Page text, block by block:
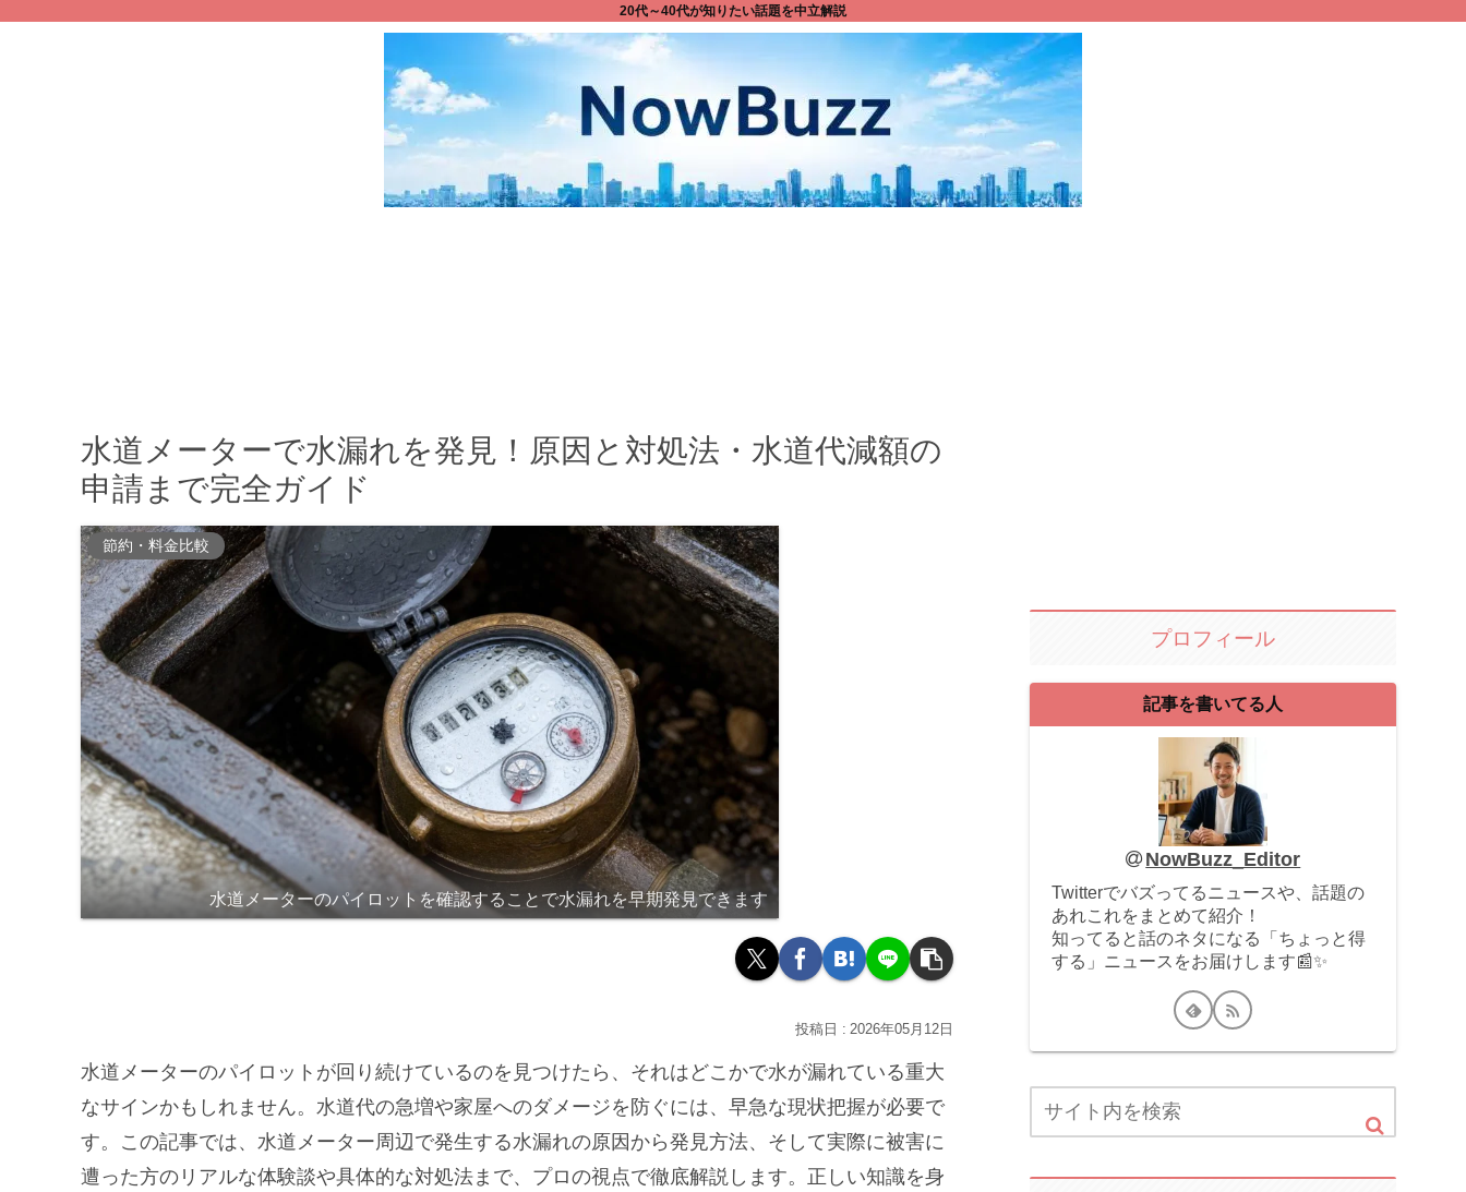
20代～40代が知りたい話題を中立解説
水道メーターで水漏れを発見！原因と対処法・水道代減額の
申請まで完全ガイド
節約・料金比較
水道メーターのパイロットを確認することで水漏れを早期発見できます
2026年05月12日
水道メーターのパイロットが回り続けているのを見つけたら、それはどこかで水が漏れている重大
なサインかもしれません。水道代の急増や家屋へのダメージを防ぐには、早急な現状把握が必要で
す。この記事では、水道メーター周辺で発生する水漏れの原因から発見方法、そして実際に被害に
遭った方のリアルな体験談や具体的な対処法まで、プロの視点で徹底解説します。正しい知識を身
プロフィール
記事を書いてる人
NowBuzz_Editor
Twitterでバズってるニュースや、話題の
あれこれをまとめて紹介！
知ってると話のネタになる「ちょっと得
する」ニュースをお届けします📰✨